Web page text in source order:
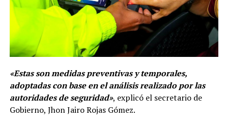
«Estas son medidas preventivas y temporales,
adoptadas con base en el análisis realizado por las
autoridades de seguridad», explicó el secretario de
Gobierno, Jhon Jairo Rojas Gómez.